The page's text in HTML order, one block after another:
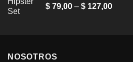
$ 79,00 – $ 127,00Price
NOSOTROS